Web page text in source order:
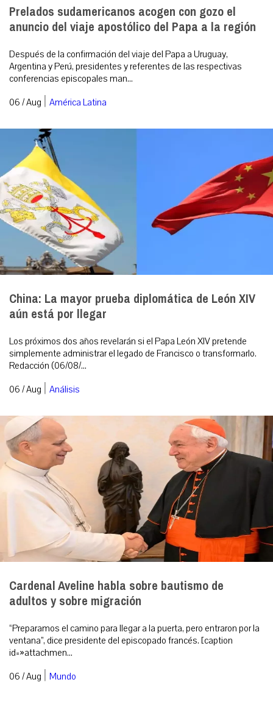
Prelados sudamericanos acogen con gozo el
anuncio del viaje apostólico del Papa a la región
Después de la confirmación del viaje del Papa a Uruguay,
Argentina y Perú, presidentes y referentes de las respectivas
conferencias episcopales man...
06 / Aug | América Latina
China: La mayor prueba diplomática de León XIV
aún está por llegar
Los próximos dos años revelarán si el Papa León XIV pretende
simplemente administrar el legado de Francisco o transformarlo.
Redacción (06/08/...
06 / Aug | Análisis
Cardenal Aveline habla sobre bautismo de
adultos y sobre migración
“Preparamos el camino para llegar a la puerta, pero entraron por la
ventana”, dice presidente del episcopado francés. [caption
id=»attachmen...
06 / Aug | Mundo